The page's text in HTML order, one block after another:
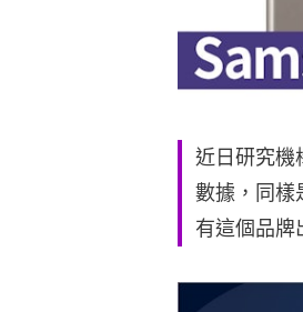
近日研究機
數據，同樣
有這個品牌